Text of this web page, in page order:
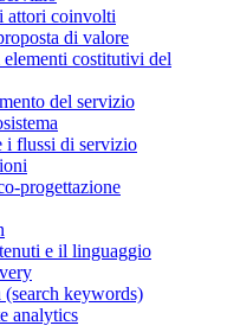
attori coinvolti
di valore
costitutivi del
del servizio
i flussi di servizio
progettazione
e il linguaggio
keywords)
analytics